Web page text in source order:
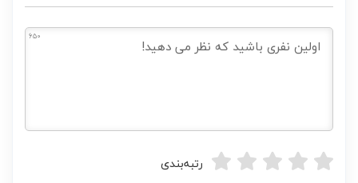
650
رتبه‌بندی